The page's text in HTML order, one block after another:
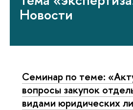
Новости
Семинар по теме:
вопросы закупок
видами юридических